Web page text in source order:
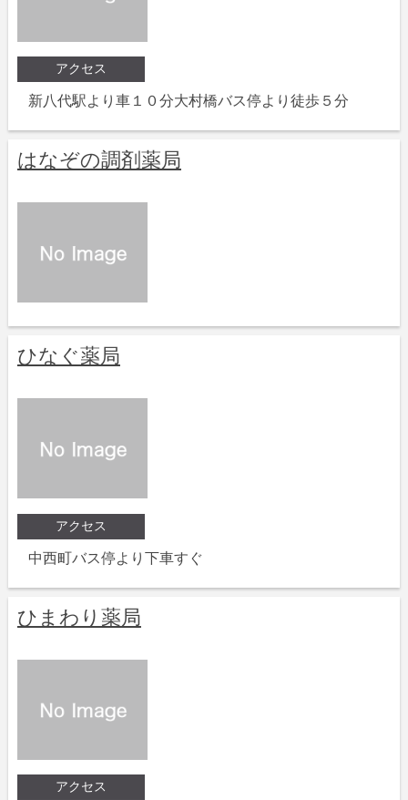
アクセス
新八代駅より車１０分大村橋バス停より徒歩５分
はなぞの調剤薬局
ひなぐ薬局
アクセス
中西町バス停より下車すぐ
ひまわり薬局
アクセス